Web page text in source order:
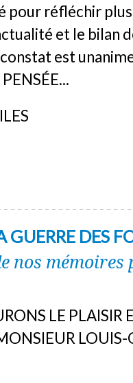
pour réfléchir plus
et le bilan
est
DES
nos
LE PLAISIR
LOUIS-